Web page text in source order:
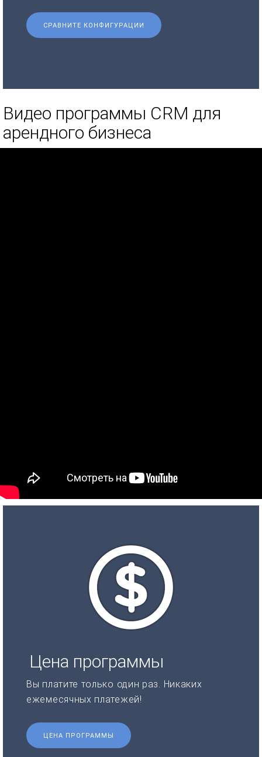
СРАВНИТЕ КОНФИГУРАЦИИ
Видео программы CRM для
арендного бизнеса
Цена программы
Вы платите только один раз. Никаких
ежемесячных платежей!
ЦЕНА ПРОГРАММЫ